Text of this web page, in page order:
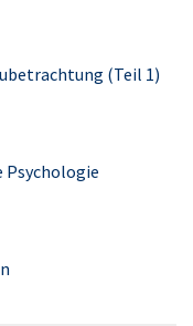
(Teil 1)
Psychologie